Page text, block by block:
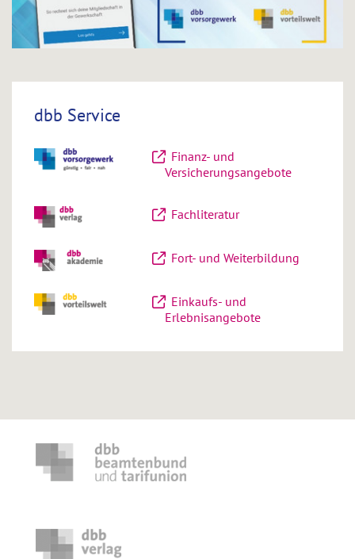
dbb Service
Finanz- und
Versicherungsangebote
Fachliteratur
Fort- und Weiterbildung
Einkaufs- und
Erlebnisangebote